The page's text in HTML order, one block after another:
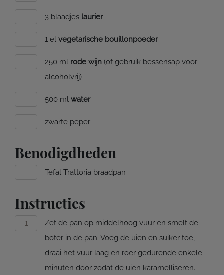
3 blaadjes laurier
1 el vegetarische bouillonpoeder
250 ml rode wijn (of gebruik bessensap voor
alcoholvrij)
500 ml water
zwarte peper
Benodigdheden
Tefal Trattoria braadpan
Instructies
Zet de pan op middelhoog vuur en smelt de
boter in de pan. Voeg de uien en suiker toe,
draai het vuur laag en roer gedurende enkele
minuten door zodat de uien karamelliseren.